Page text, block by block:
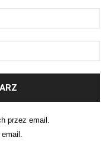
przez email.